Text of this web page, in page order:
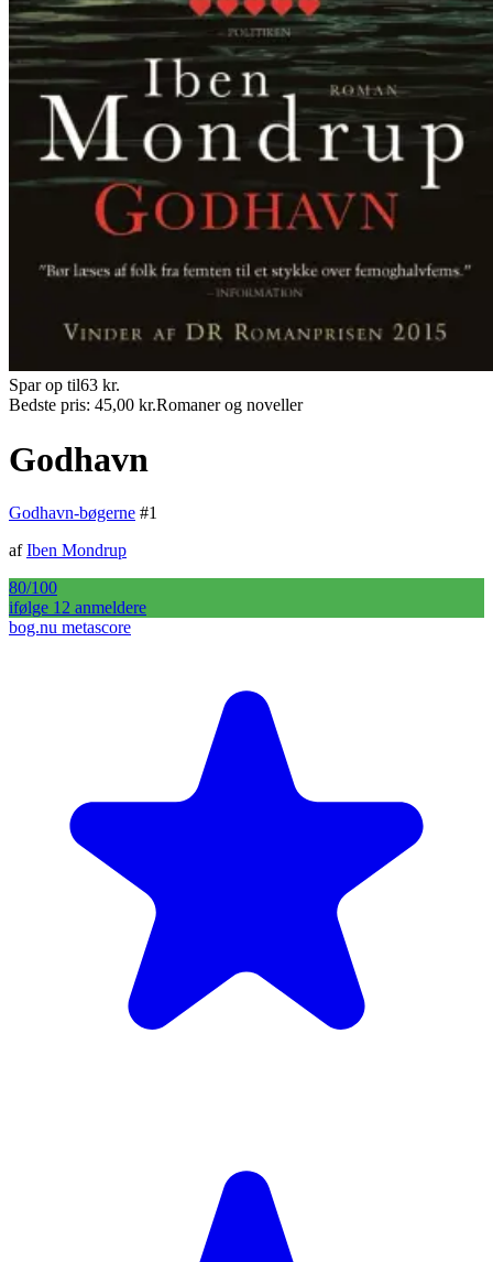
Spar op til63 kr.
Bedste pris: 45,00 kr.Romaner og noveller
Godhavn
Godhavn-bøgerne #1
afIben Mondrup
80/100
ifølge 12 anmeldere
bog.nu metascore